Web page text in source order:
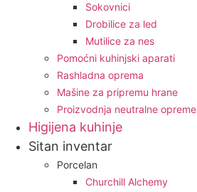
Sokovnici
Drobilice za led
Mutilice za nes
Pomoćni kuhinjski aparati
Rashladna oprema
Mašine za pripremu hrane
Proizvodnja neutralne opreme
Higijena kuhinje
Sitan inventar
Porcelan
Churchill Alchemy